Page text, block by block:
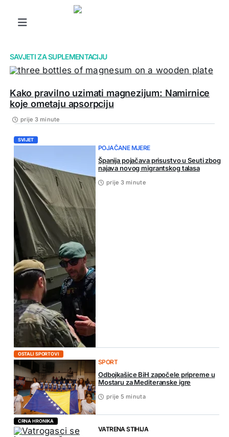
Toggle
Najčitanije
Vijesti
Biznis
Magazin
Lifestyle
Sport
O nama
SAVJETI ZA SUPLEMENTACIJU
Kako pravilno uzimati magnezijum: Namirnice
koje ometaju apsorpciju
prije 3 minute
SVIJET
POJAČANE MJERE
Španija pojačava prisustvo u Seuti zbog
najava novog migrantskog talasa
prije 3 minute
OSTALI SPORTOVI
SPORT
Odbojkašice BiH započele pripreme u
Mostaru za Mediteranske igre
prije 5 minuta
CRNA HRONIKA
VATRENA STIHIJA